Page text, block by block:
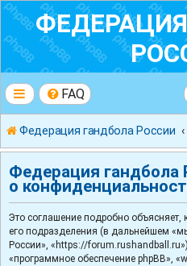
FAQ
Федерация гандбола России
Федерация гандбола
о
Это соглашение подробно
его подразделения (в дальнейшем
России», «https://
«программное обеспечение phpBB»,